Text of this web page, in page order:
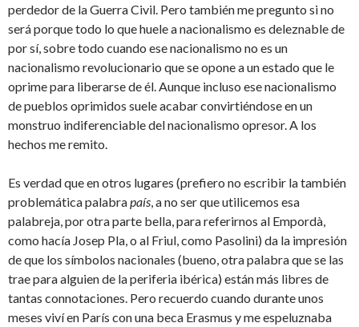
perdedor de la Guerra Civil. Pero también me pregunto si no
será porque todo lo que huele a nacionalismo es deleznable de
por sí, sobre todo cuando ese nacionalismo no es un
nacionalismo revolucionario que se opone a un estado que le
oprime para liberarse de él. Aunque incluso ese nacionalismo
de pueblos oprimidos suele acabar convirtiéndose en un
monstruo indiferenciable del nacionalismo opresor. A los
hechos me remito.
Es verdad que en otros lugares (prefiero no escribir la también
problemática palabrapaís, a no ser que utilicemos esa
palabreja, por otra parte bella, para referirnos al Empordà,
como hacía Josep Pla, o al Friul, como Pasolini) da la impresión
de que los símbolos nacionales (bueno, otra palabra que se las
trae para alguien de la periferia ibérica) están más libres de
tantas connotaciones. Pero recuerdo cuando durante unos
meses viví en París con una beca Erasmus y me espeluznaba